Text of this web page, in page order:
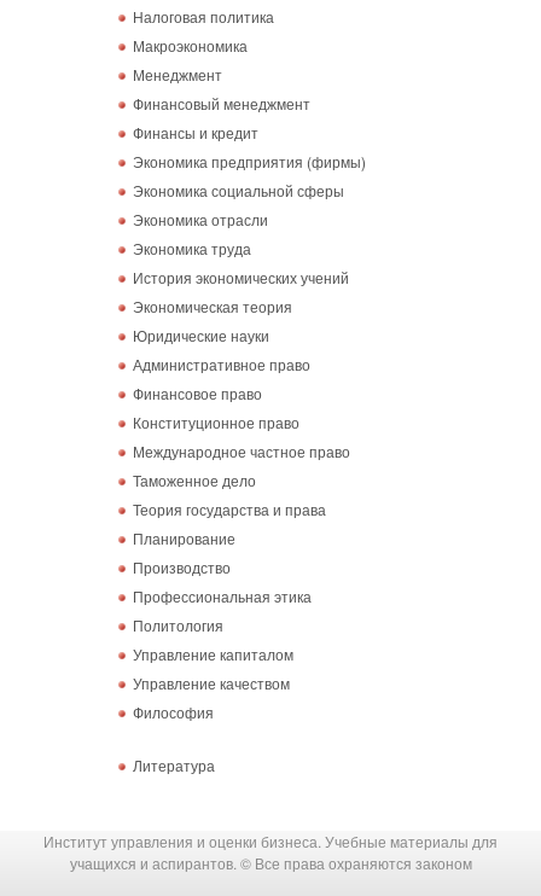
Налоговая политика
Макроэкономика
Менеджмент
Финансовый менеджмент
Финансы и кредит
Экономика предприятия (фирмы)
Экономика социальной сферы
Экономика отрасли
Экономика труда
История экономических учений
Экономическая теория
Юридические науки
Административное право
Финансовое право
Конституционное право
Международное частное право
Таможенное дело
Теория государства и права
Планирование
Производство
Профессиональная этика
Политология
Управление капиталом
Управление качеством
Философия
Литература
Институт управления и оценки бизнеса. Учебные материалы для
учащихся и аспирантов. © Все права охраняются законом